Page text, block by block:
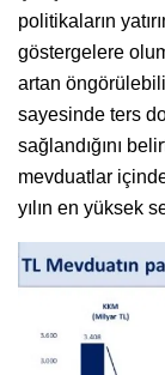
politikaların
göstergelere
artan
sayesinde ters
sağlandığını
mevduatlar
yılın en yüksek